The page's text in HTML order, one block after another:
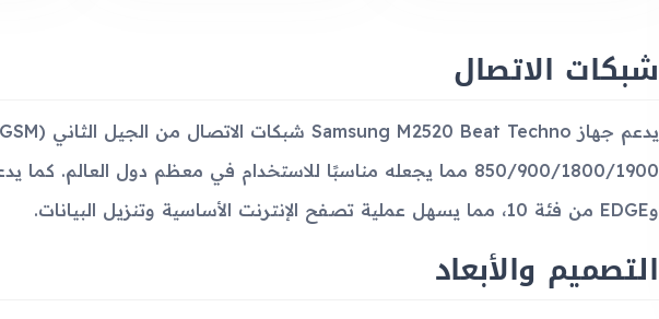
شبكات الاتصال
وEDGE من فئة 10، مما يسهل عملية تصفح الإنترنت الأساسية وتنزيل البيانات.
التصميم والأبعاد